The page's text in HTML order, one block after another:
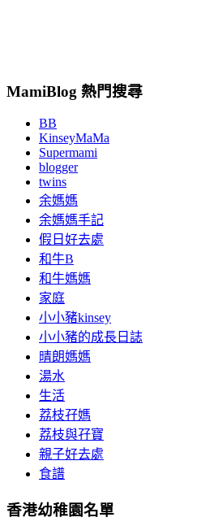
MamiBlog 熱門搜尋
BB
KinseyMaMa
Supermami
blogger
twins
余媽媽
余媽媽手記
假日好去處
和牛B
和牛媽媽
家庭
小小豬kinsey
小小豬的成長日誌
晴朗媽媽
湯水
生活
荔枝孖媽
荔枝與孖寶
親子好去處
食譜
香港幼稚園名單